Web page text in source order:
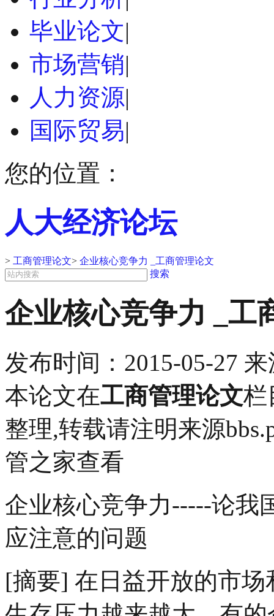
毕业论文|
市场营销|
人力资源|
国际贸易|
您的位置：
人大经济论坛
> 工商管理论文> 企业核心竞争力 _工商管理论文
搜索
企业核心竞争力 _工
发布时间： 2015-05-27 来
本论文在工商管理论文栏
整理,转载请注明来源
管之家查看
企业核心竞争力-----论我
应注意的问题
[摘要] 在日益开放的市